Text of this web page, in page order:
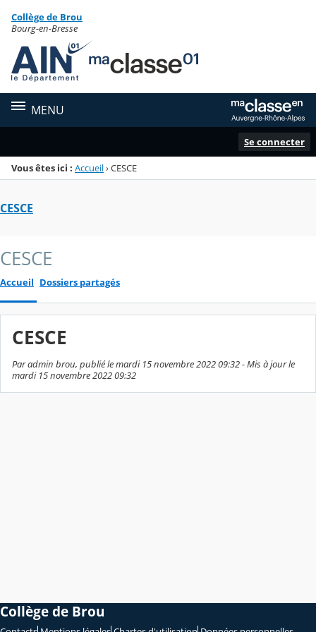
Menu de la rubrique
Contenu
Collège de Brou
Bourg-en-Bresse
MENU
Se connecter
Vous êtes ici : Accueil›CESCE
CESCE
CESCE
Accueil Dossiers partagés
CESCE
Par admin brou, publié le mardi 15 novembre 2022 09:32 - Mis à jour le
mardi 15 novembre 2022 09:32
Collège de Brou